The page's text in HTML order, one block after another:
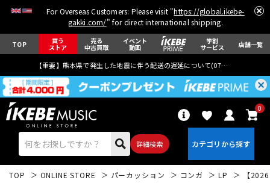
For Overseas Customers: Please visit "https://global.ikebe-
gakki.com/" for direct international shipping.
TOP 買う
ストア
売る
中古買取
イベント
動画
学割
サービス 店舗一覧
【重要】熊本県で発生した地震に伴う配送の遅延について(07月29日
詳細検索
0
TOP ONLINE STORE パーカッション コンガ LP 【